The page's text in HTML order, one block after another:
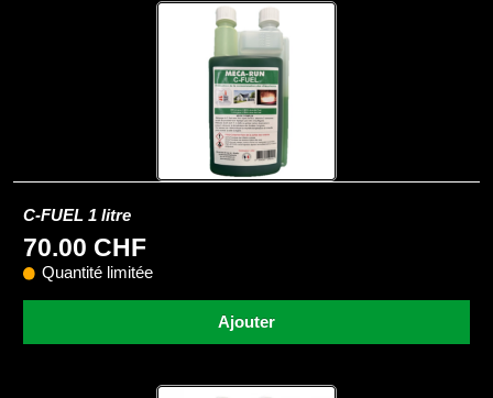
C-FUEL 1 litre
70.00 CHF
Quantité limitée
Ajouter